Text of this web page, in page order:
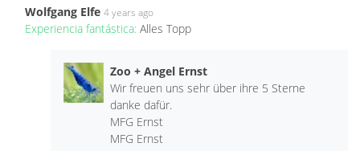
Wolfgang Elfe 4 years ago
Experiencia fantástica: Alles Topp
Zoo + Angel Ernst
Wir freuen uns sehr über ihre 5 Sterne
danke dafür.
MFG Ernst
MFG Ernst